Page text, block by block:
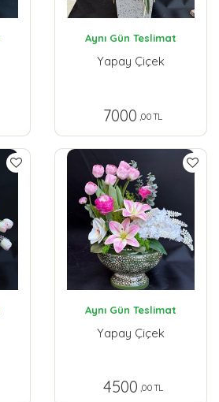
Aynı Gün Teslimat
Yapay Çiçek
7000 ,00 TL
Aynı Gün Teslimat
Yapay Çiçek
4500 ,00 TL